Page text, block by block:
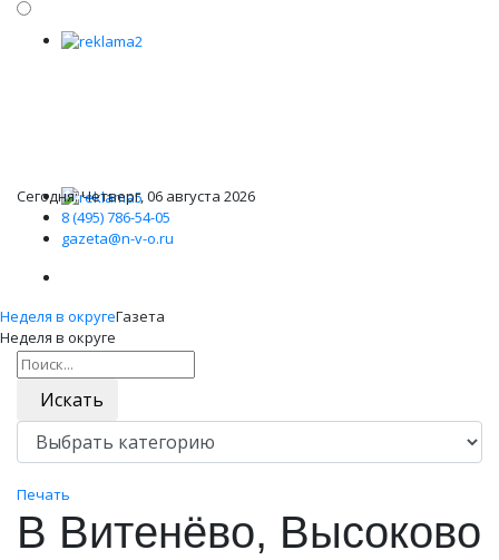
Сегодня: Четверг, 06 августа 2026
8 (495) 786-54-05
gazeta@n-v-o.ru
Неделя в округеГазета
Неделя в округе
Искать
Печать
В Витенёво, Высоково